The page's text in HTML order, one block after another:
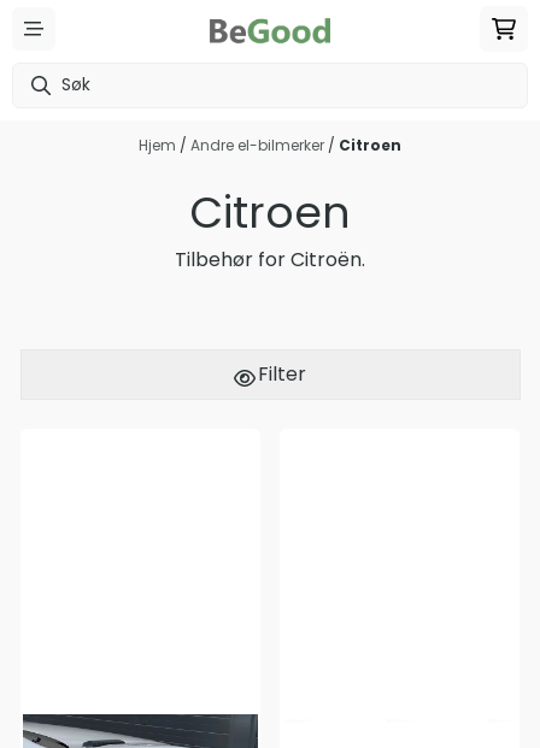
Hopp til innhold
Hjem / Andre el-bilmerker / Citroen
Citroen
Tilbehør for Citroën.
Filter